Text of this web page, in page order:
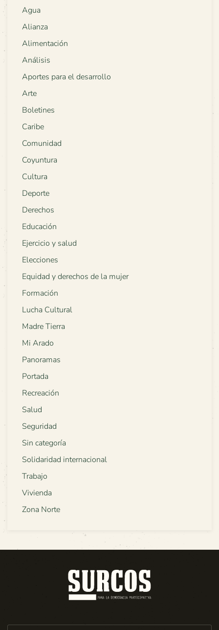
Agua
Alianza
Alimentación
Análisis
Aportes para el desarrollo
Arte
Boletines
Caribe
Comunidad
Coyuntura
Cultura
Deporte
Derechos
Educación
Ejercicio y salud
Elecciones
Equidad y derechos de la mujer
Formación
Lucha Cultural
Madre Tierra
Mi Arado
Panoramas
Portada
Recreación
Salud
Seguridad
Sin categoría
Solidaridad internacional
Trabajo
Vivienda
Zona Norte